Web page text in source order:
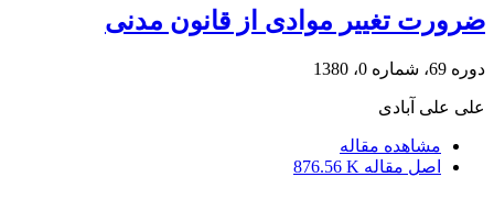
ضرورت تغییر موادی از قانون مدنی
دوره 69، شماره 0، 1380
علی علی آبادی
مشاهده مقاله
اصل مقاله 876.56 K